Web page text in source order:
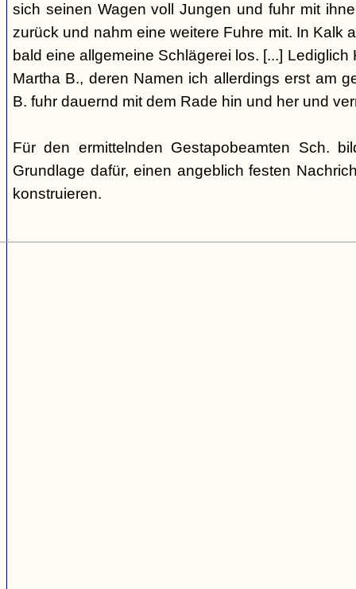
sich seinen Wagen voll Jungen und fuhr mit
zurück und nahm eine weitere Fuhre mit. In Kalk
bald eine allgemeine Schlägerei los. [...]
Martha B., deren Namen ich allerdings erst am
B. fuhr dauernd mit dem Rade hin und her und
Für den ermittelnden Gestapobeamten Sch.
Grundlage dafür, einen angeblich festen
konstruieren.